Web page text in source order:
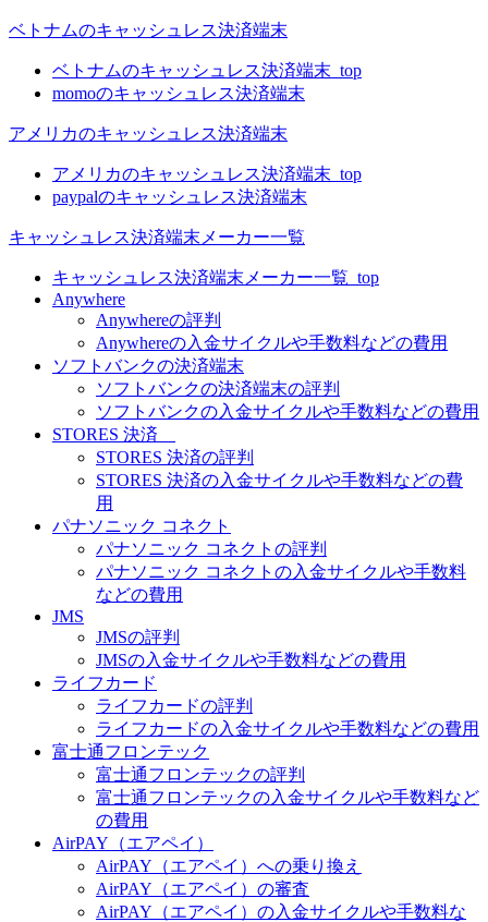
ベトナムのキャッシュレス決済端末
ベトナムのキャッシュレス決済端末_top
momoのキャッシュレス決済端末
アメリカのキャッシュレス決済端末
アメリカのキャッシュレス決済端末_top
paypalのキャッシュレス決済端末
キャッシュレス決済端末メーカー一覧
キャッシュレス決済端末メーカー一覧_top
Anywhere
Anywhereの評判
Anywhereの入金サイクルや手数料などの費用
ソフトバンクの決済端末
ソフトバンクの決済端末の評判
ソフトバンクの入金サイクルや手数料などの費用
STORES 決済
STORES 決済の評判
STORES 決済の入金サイクルや手数料などの費
用
パナソニック コネクト
パナソニック コネクトの評判
パナソニック コネクトの入金サイクルや手数料
などの費用
JMS
JMSの評判
JMSの入金サイクルや手数料などの費用
ライフカード
ライフカードの評判
ライフカードの入金サイクルや手数料などの費用
富士通フロンテック
富士通フロンテックの評判
富士通フロンテックの入金サイクルや手数料など
の費用
AirPAY（エアペイ）
AirPAY（エアペイ）への乗り換え
AirPAY（エアペイ）の審査
AirPAY（エアペイ）の入金サイクルや手数料な